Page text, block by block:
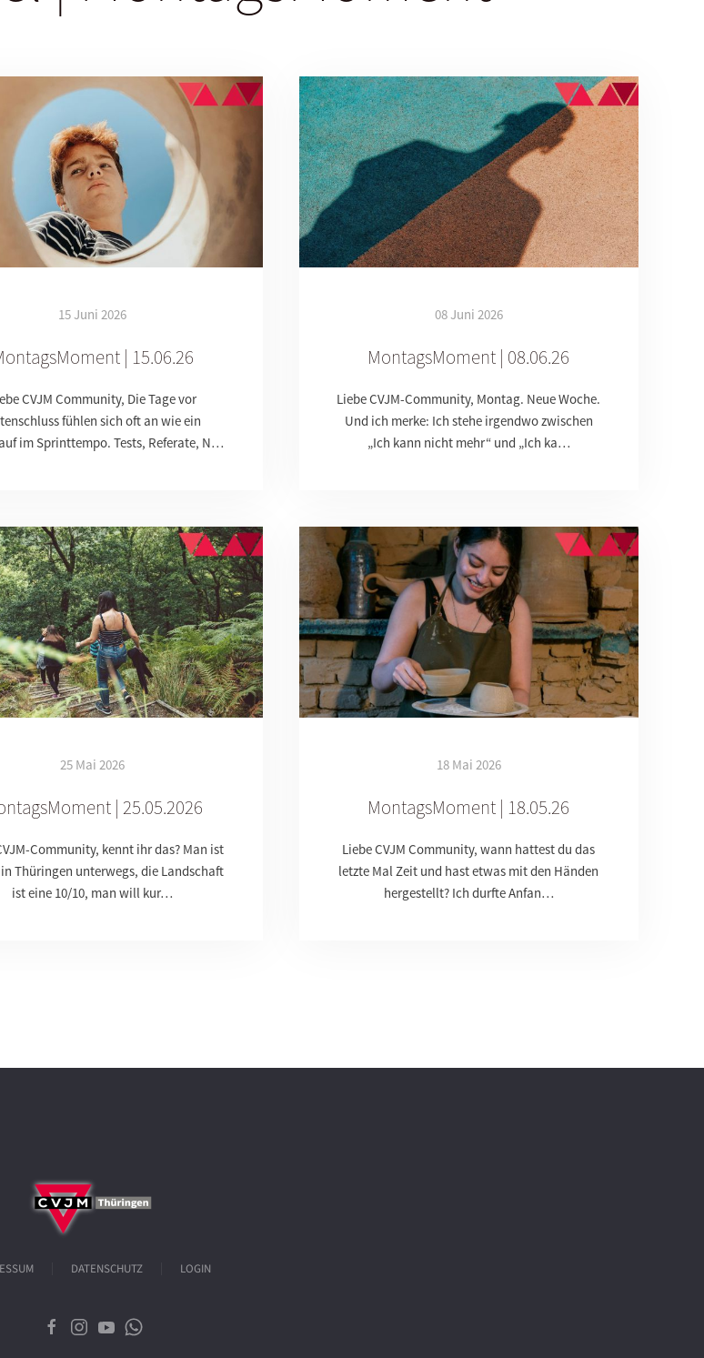
15 Juni 2026
| 15.06.26
CVJM Community, Die Tage vor
fühlen sich oft an wie ein
im Sprinttempo. Tests, Referate, N…
08 Juni 2026
MontagsMoment | 08.06.26
Liebe CVJM-Community, Montag. Neue Woche.
Und ich merke: Ich stehe irgendwo zwischen
„Ich kann nicht mehr“ und „Ich ka…
25 Mai 2026
| 25.05.2026
Community, kennt ihr das? Man ist
Thüringen unterwegs, die Landschaft
ist eine 10/10, man will kur…
18 Mai 2026
MontagsMoment | 18.05.26
Liebe CVJM Community, wann hattest du das
letzte Mal Zeit und hast etwas mit den Händen
hergestellt? Ich durfte Anfan…
DATENSCHUTZ LOGIN